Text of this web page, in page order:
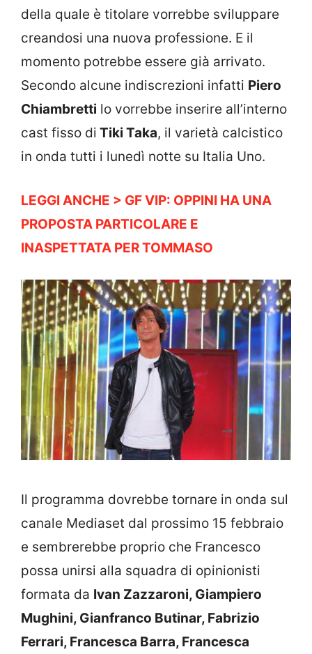
della quale è titolare vorrebbe sviluppare
creandosi una nuova professione. E il
momento potrebbe essere già arrivato.
Secondo alcune indiscrezioni infatti Piero
Chiambretti lo vorrebbe inserire all’interno
cast fisso di Tiki Taka, il varietà calcistico
in onda tutti i lunedì notte su Italia Uno.
LEGGI ANCHE > GF VIP: OPPINI HA UNA
PROPOSTA PARTICOLARE E
INASPETTATA PER TOMMASO
Il programma dovrebbe tornare in onda sul
canale Mediaset dal prossimo 15 febbraio
e sembrerebbe proprio che Francesco
possa unirsi alla squadra di opinionisti
formata da Ivan Zazzaroni, Giampiero
Mughini, Gianfranco Butinar, Fabrizio
Ferrari, Francesca Barra, Francesca